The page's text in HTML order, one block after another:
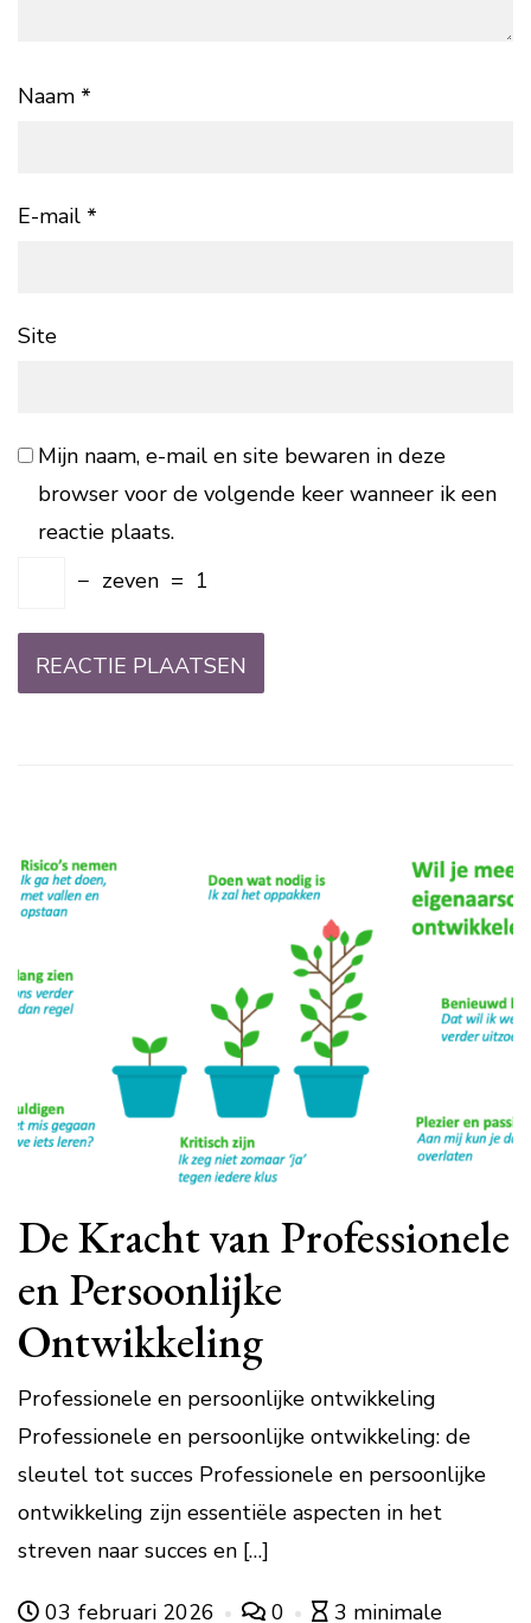
Naam *
E-mail *
Site
Mijn naam, e-mail en site bewaren in deze
browser voor de volgende keer wanneer ik een
reactie plaats.
− zeven = 1
De Kracht van Professionele
en Persoonlijke
Ontwikkeling
Professionele en persoonlijke ontwikkeling
Professionele en persoonlijke ontwikkeling: de
sleutel tot succes Professionele en persoonlijke
ontwikkeling zijn essentiële aspecten in het
streven naar succes en […]
03 februari 2026 0
3 minimale